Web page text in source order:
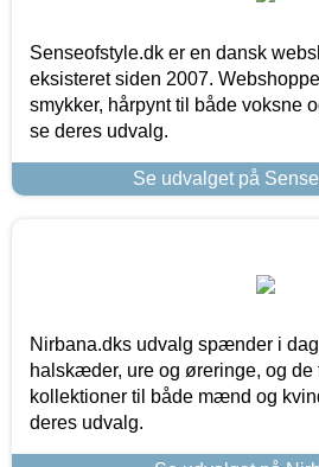
Senseofstyle.dk er en dansk
eksisteret siden 2007.
smykker, hårpynt til både voksne
se deres udvalg.
Se udvalget på
Nirbana.dks udvalg spænder i
halskæder, ure og øreringe, og de
kollektioner til både mænd og
deres udvalg.